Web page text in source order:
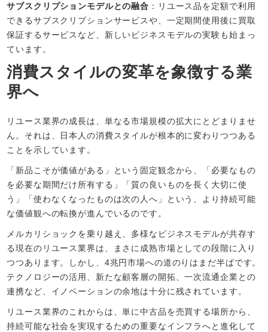
サブスクリプションモデルとの融合 ：リユース品を定額で利用
できるサブスクリプションサービスや、一定期間使用後に買取
保証するサービスなど、新しいビジネスモデルの実験も始まっ
ています。
消費スタイルの変革を象徴する業
界へ
リユース業界の成長は、単なる市場規模の拡大にとどまりませ
ん。それは、日本人の消費スタイルが根本的に変わりつつある
ことを示しています。
「新品こそが価値がある」という固定観念から、「必要なもの
を必要な期間だけ所有する」「質の良いものを長く大切に使
う」「使わなくなったものは次の人へ」という、より持続可能
な価値観への転換が進んでいるのです。
メルカリショックを乗り越え、多様なビジネスモデルが共存す
る現在のリユース業界は、まさに成熟市場としての段階に入り
つつあります。しかし、4兆円市場への道のりはまだ半ばです。
テクノロジーの活用、新たな顧客層の開拓、一次流通企業との
連携など、イノベーションの余地は十分に残されています。
リユース業界のこれからは、単に中古品を売買する場所から、
持続可能な社会を実現するための重要なインフラへと進化して